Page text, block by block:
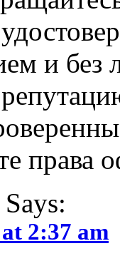
и
права
Says:
2:37 am